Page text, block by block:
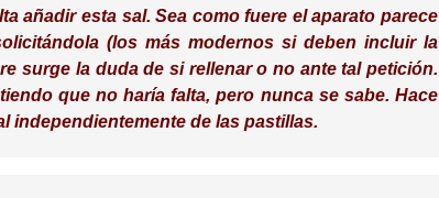
añadir esta sal. Sea como fuere el aparato parece
(los más modernos si deben incluir la
surge la duda de si rellenar o no ante tal petición.
que no haría falta, pero nunca se sabe. Hace
independientemente de las pastillas.